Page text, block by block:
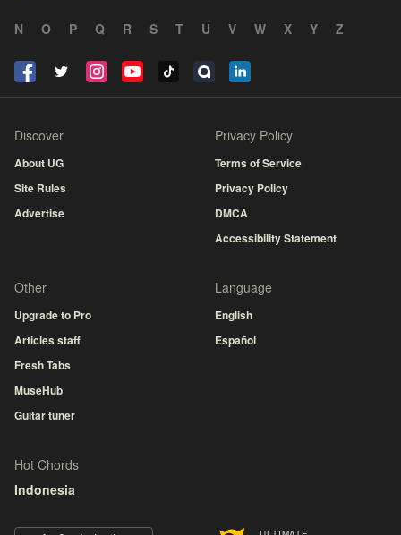
N
O P Q R S T U V W X Y Z
Discover
About UG
Site Rules
Advertise
Privacy Policy
Terms of Service
Privacy Policy
DMCA
Accessibility Statement
Other
Upgrade to Pro
Articles staff
Fresh Tabs
MuseHub
Guitar tuner
Language
English
Español
Hot Chords
Indonesia